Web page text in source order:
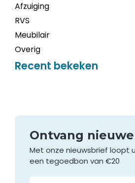
Afzuiging
RVS
Meubilair
Overig
Recent bekeken
Ontvang
Met onze nieuwsbrief loopt
een tegoedbon van €20